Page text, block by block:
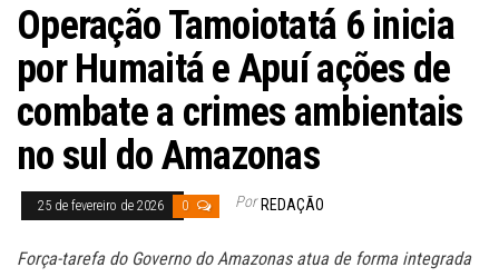
Operação Tamoiotatá 6 inicia
por Humaitá e Apuí ações de
combate a crimes ambientais
no sul do Amazonas
25 de fevereiro de 2026 0 Por REDAÇÃO
Força-tarefa do Governo do Amazonas atua de forma integrada